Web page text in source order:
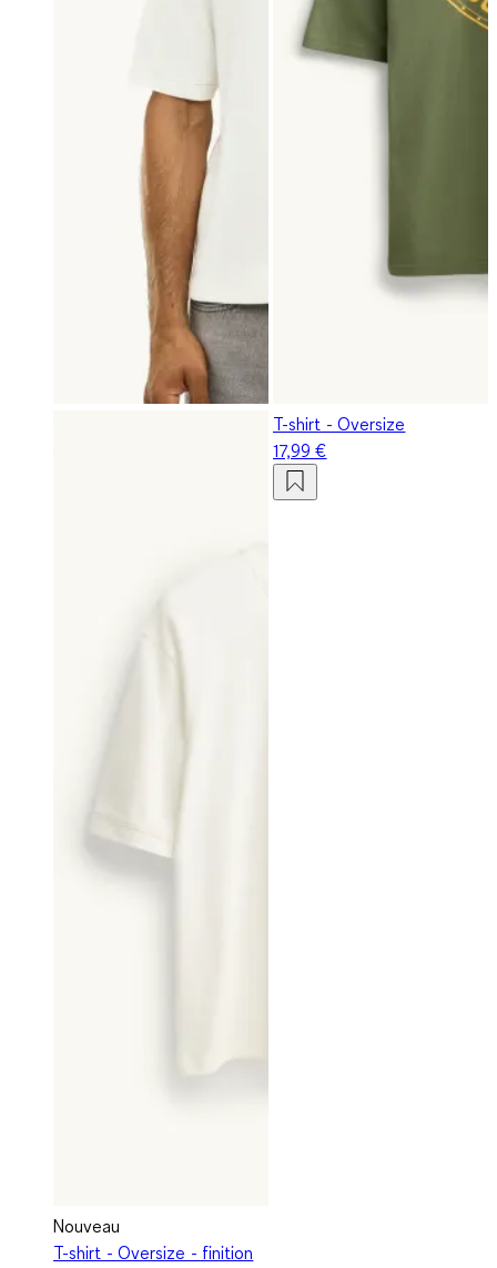
Nouveau
T-shirt - Oversize - finition
T-shirt - Oversize
17,99 €